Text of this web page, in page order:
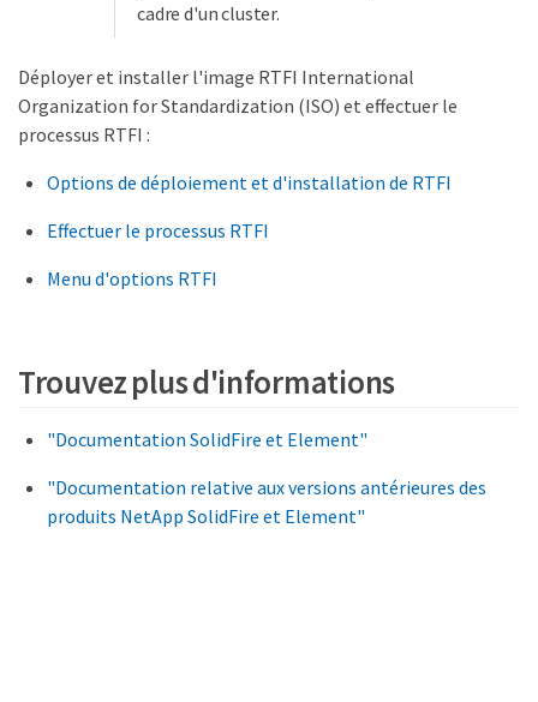
cadre d'un cluster.
Déployer et installer l'image RTFI International
Organization for Standardization (ISO) et effectuer le
processus RTFI :
Options de déploiement et d'installation de RTFI
Effectuer le processus RTFI
Menu d'options RTFI
Trouvez plus d'informations
"Documentation SolidFire et Element"
"Documentation relative aux versions antérieures des
produits NetApp SolidFire et Element"